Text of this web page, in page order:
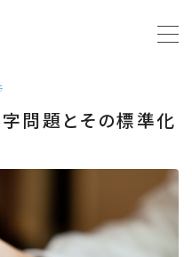
問題とその標準化